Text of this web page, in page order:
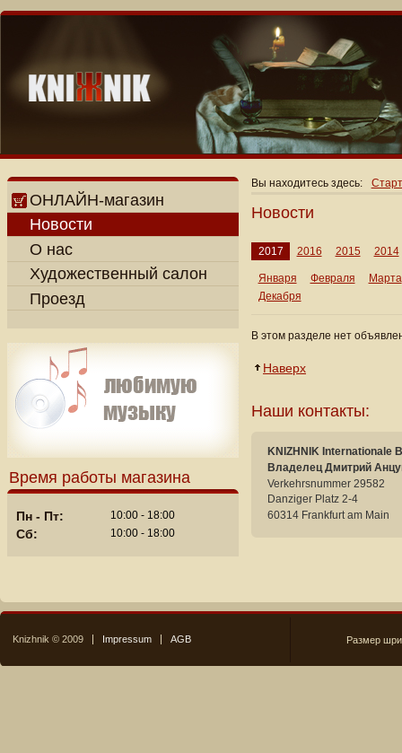
ОНЛАЙН-магазин
Новости
О нас
Художественный салон
Проезд
Время работы магазина
Пн - Пт: 10:00 - 18:00
Сб: 10:00 - 18:00
Вы находитесь здесь:
Новости
2017 2016 2015 2014
Января Февраля
Марта
Декабря
В этом разделе нет
Наверх
Наши контакты:
KNIZHNIK Internationale
Владелец Дмитрий
Verkehrsnummer 29582
Danziger Platz 2-4
60314 Frankfurt am Main
Knizhnik © 2009 Impressum AGB Размер